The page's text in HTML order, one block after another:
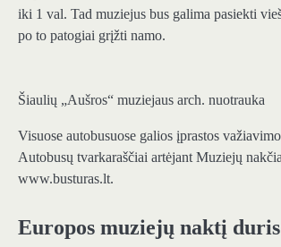
iki 1 val. Tad muziejus bus galima pasiekti
po to patogiai grįžti namo.
Šiaulių „Aušros“ muziejaus arch. nuotrauka
Visuose autobusuose galios įprastos
Autobusų tvarkaraščiai artėjant Muziejų
www.busturas.lt.
Europos muziejų naktį